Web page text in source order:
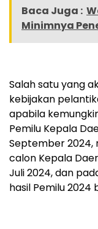
Baca Juga :
Minimnya
Salah satu yang
kebijakan
apabila
Pemilu Kepala
September
calon Kepala
Juli 2024, dan
hasil Pemilu